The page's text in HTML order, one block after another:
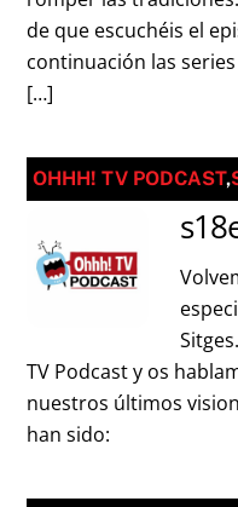
de que escuchéis el
continuación las
[…]
OHHH! TV PODCAST,
TV Podcast y os
nuestros últimos
han sido: